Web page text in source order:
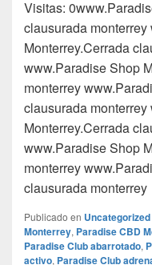
Visitas:
clausurada
Monterrey.Cerrada
www.Paradise Shop
monterrey
clausurada
Monterrey.Cerrada
www.Paradise Shop
monterrey
clausurada monterrey
Publicado en Uncategorized
Monterrey, Paradise CBD
Paradise Club abarrotado,
activo, Paradise Club